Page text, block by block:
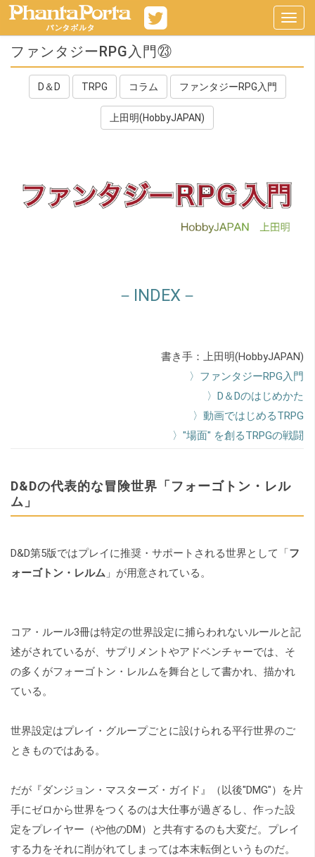
ファンタジーRPG入門㉓
D＆D TRPG コラム ファンタジーRPG入門
上田明(HobbyJAPAN)
－INDEX－
書き手：上田明(HobbyJAPAN)
〉ファンタジーRPG入門
〉D＆Dのはじめかた
〉動画ではじめるTRPG
〉"場面" を創るTRPGの戦闘
D&Dの代表的な冒険世界「フォーゴトン・レル
ム」
D&D第5版ではプレイに推奨・サポートされる世界として「 フ
ォーゴトン・レルム 」が用意されている。
コア・ルール3冊は特定の世界設定に捕らわれないルールと記
述がされているが、サプリメントやアドベンチャーでは、そ
の多くがフォーゴトン・レルムを舞台として書かれ、描かれ
ている。
世界設定はプレイ・グループごとに設けられる平行世界のご
ときものではある。
だが『ダンジョン・マスターズ・ガイド』（以後"DMG"）を片
手にゼロから世界をつくるのは大仕事が過ぎるし、作った設
定をプレイヤー（や他のDM）と共有するのも大変だ。プレイ
する力をそれに削がれてしまっては本末転倒というものだ。